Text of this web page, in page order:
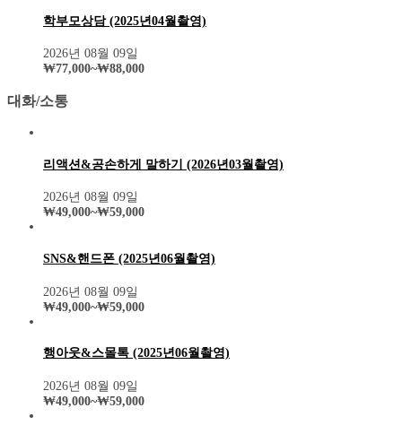
학부모상담 (2025년04월촬영)
2026년 08월 09일
₩77,000~₩88,000
대화/소통
리액션&공손하게 말하기 (2026년03월촬영)
2026년 08월 09일
₩49,000~₩59,000
SNS&핸드폰 (2025년06월촬영)
2026년 08월 09일
₩49,000~₩59,000
행아웃&스몰톡 (2025년06월촬영)
2026년 08월 09일
₩49,000~₩59,000